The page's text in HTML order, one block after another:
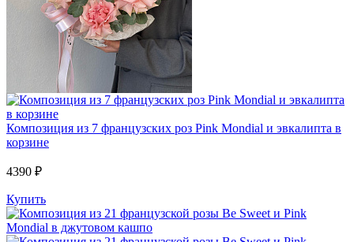
Композиция из 7 французских роз Pink Mondial и эвкалипта в
корзине
4390 ₽
Купить